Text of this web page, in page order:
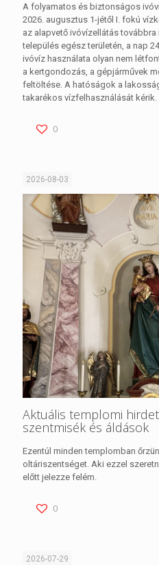
A folyamatos és biztonságos
2026. augusztus 1-jétől I. fokú
az alapvető ivóvízellátás
település egész területén, a nap
ivóvíz használata olyan nem
a kertgondozás, a gépjárművek
feltöltése. A hatóságok a
takarékos vízfelhasználását kérik.
0
2026-08-03
Aktuális templomi
szentmisék és áldások
Ezentúl minden templomban
oltáriszentséget. Aki ezzel
előtt jelezze felém.
0
2026-07-29